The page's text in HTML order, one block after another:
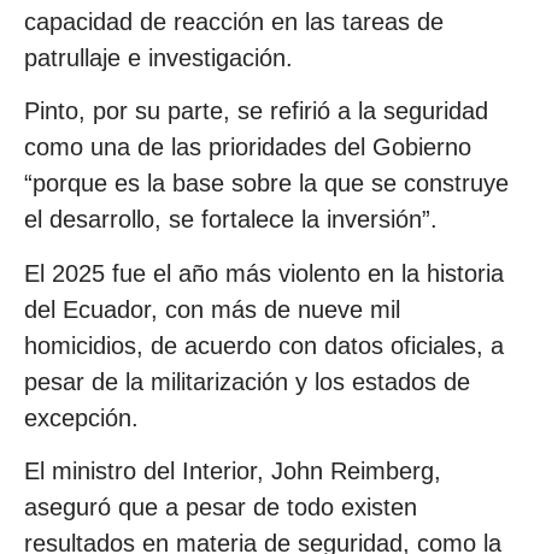
capacidad de reacción en las tareas de
patrullaje e investigación.
Pinto, por su parte, se refirió a la seguridad
como una de las prioridades del Gobierno
“porque es la base sobre la que se construye
el desarrollo, se fortalece la inversión”.
El 2025 fue el año más violento en la historia
del Ecuador, con más de nueve mil
homicidios, de acuerdo con datos oficiales, a
pesar de la militarización y los estados de
excepción.
El ministro del Interior, John Reimberg,
aseguró que a pesar de todo existen
resultados en materia de seguridad, como la